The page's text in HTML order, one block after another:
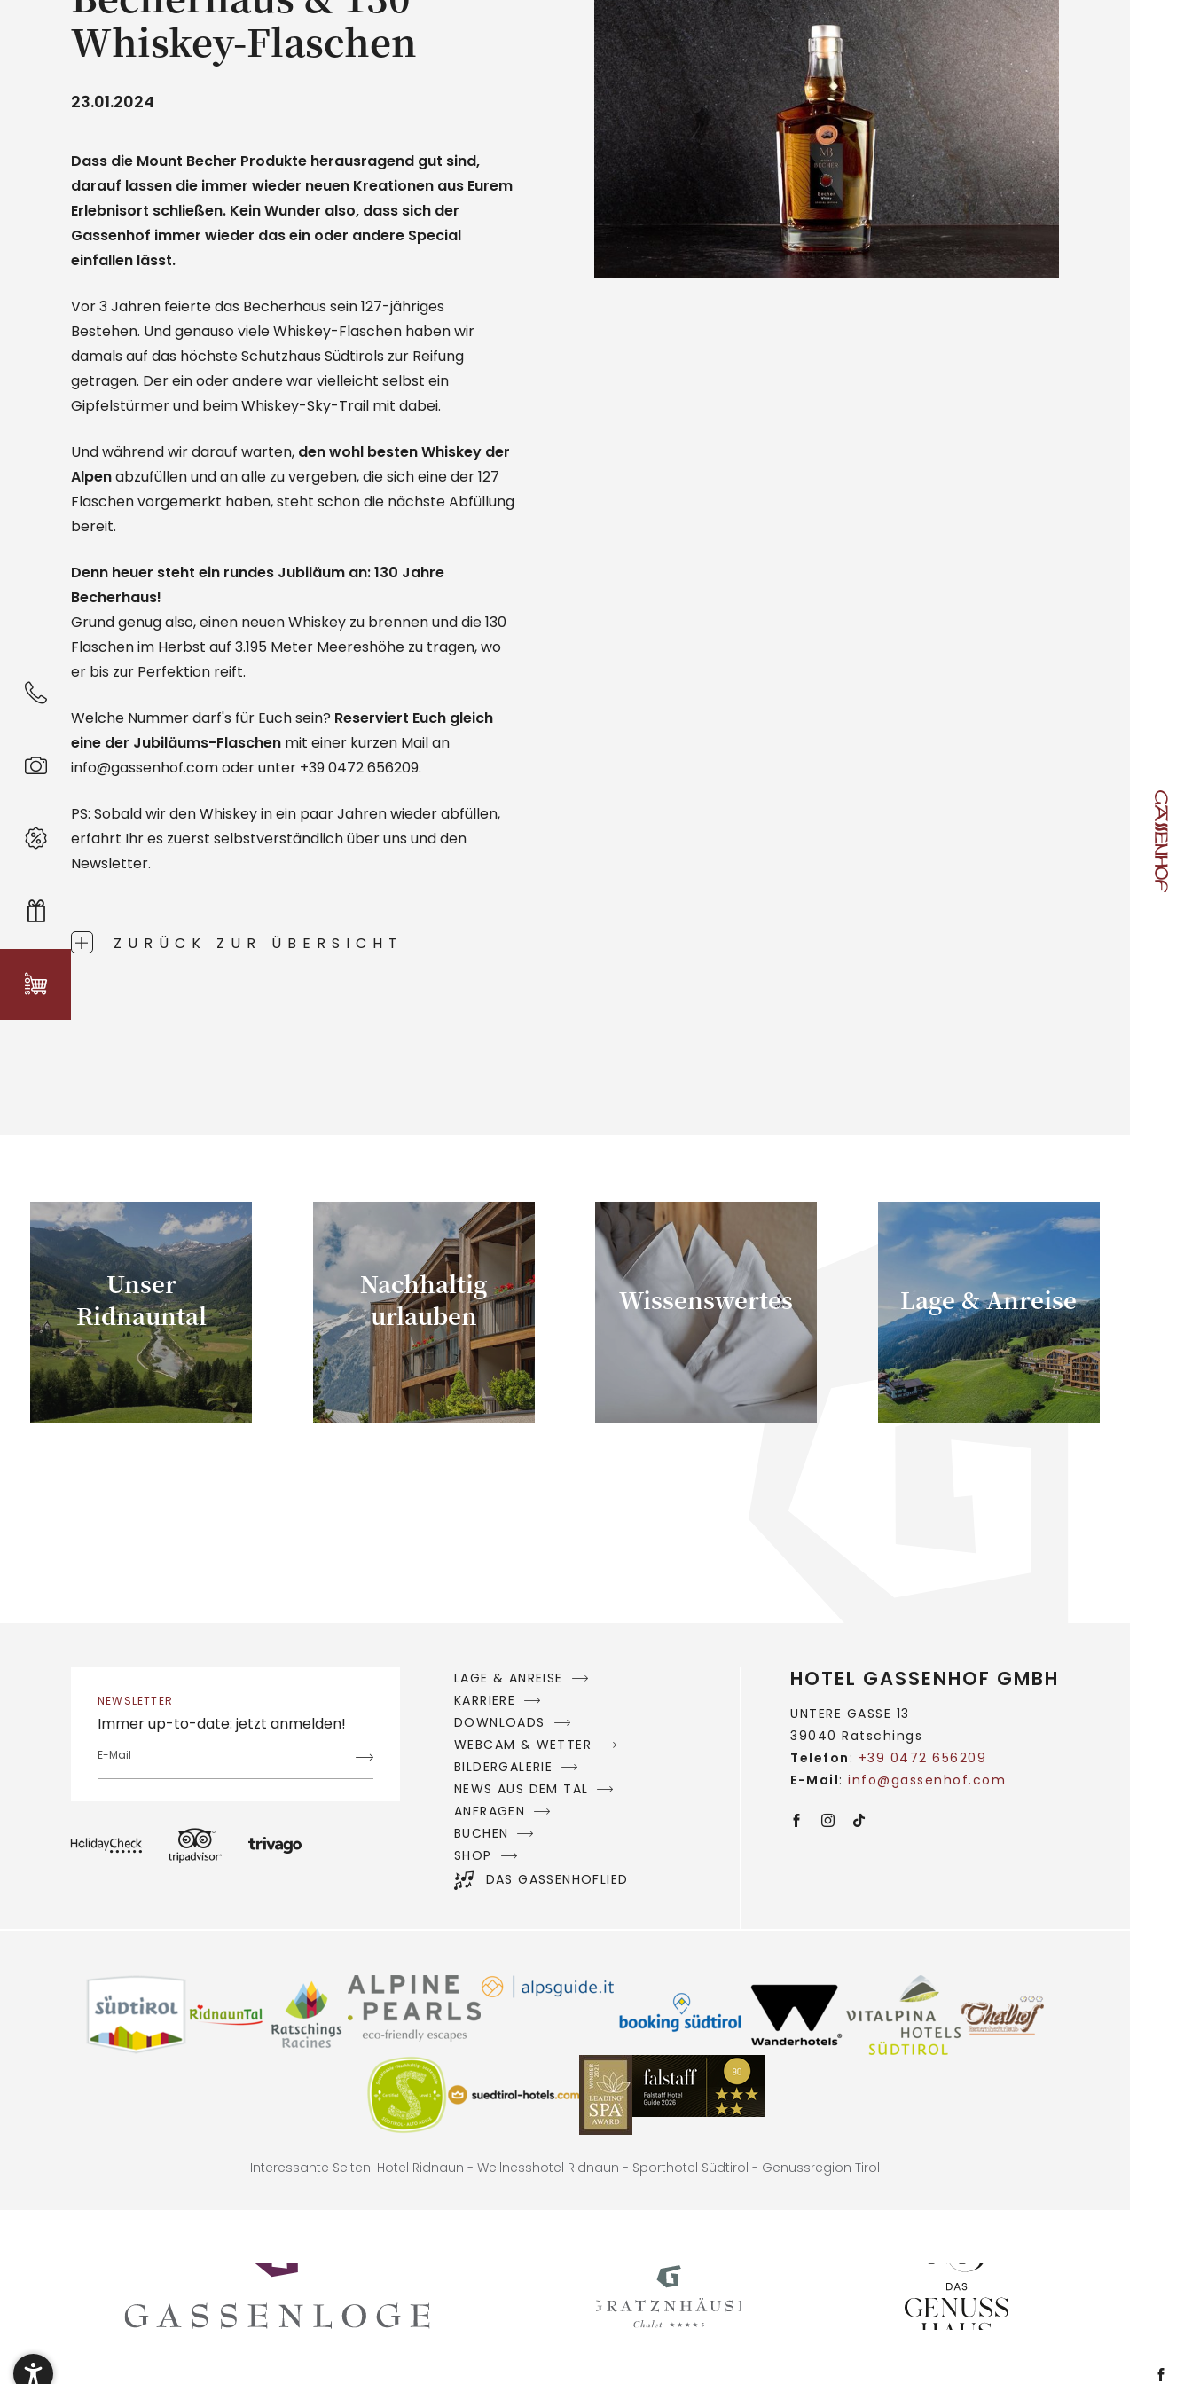
Whiskey-Flaschen
23.01.2024
Dass die Mount Becher Produkte herausragend gut sind,
darauf lassen die immer wieder neuen Kreationen aus Eurem
Erlebnisort schließen. Kein Wunder also, dass sich der
Gassenhof immer wieder das ein oder andere Special
einfallen lässt.
Vor 3 Jahren feierte das Becherhaus sein 127-jähriges
Bestehen. Und genauso viele Whiskey-Flaschen haben wir
damals auf das höchste Schutzhaus Südtirols zur Reifung
getragen. Der ein oder andere war vielleicht selbst ein
Gipfelstürmer und beim Whiskey-Sky-Trail mit dabei.
Und während wir darauf warten, den wohl besten Whiskey der
Alpenabzufüllen und an alle zu vergeben, die sich eine der 127
Flaschen vorgemerkt haben, steht schon die nächste Abfüllung
bereit.
Denn heuer steht ein rundes Jubiläum an: 130 Jahre
Becherhaus!
Grund genug also, einen neuen Whiskey zu brennen und die 130
Flaschen im Herbst auf 3.195 Meter Meereshöhe zu tragen, wo
er bis zur Perfektion reift.
Welche Nummer darf's für Euch sein? Reserviert Euch gleich
eine der Jubiläums-Flaschen mit einer kurzen Mail an
info@gassenhof.com oder unter +39 0472 656209.
PS: Sobald wir den Whiskey in ein paar Jahren wieder abfüllen,
erfahrt Ihr es zuerst selbstverständlich über uns und den
Newsletter.
ZURÜCK ZUR ÜBERSICHT
Unser
Ridnauntal
Nachhaltig
urlauben
Wissenswertes Lage & Anreise
NEWSLETTER
Immer up-to-date: jetzt anmelden!
E-Mail
LAGE & ANREISE
KARRIERE
DOWNLOADS
WEBCAM & WETTER
BILDERGALERIE
NEWS AUS DEM TAL
ANFRAGEN
BUCHEN
SHOP
DAS GASSENHOFLIED
HOTEL GASSENHOF GMBH
UNTERE GASSE 13
39040 Ratschings
Telefon: +39 0472 656209
E-Mail: info@gassenhof.com
Interessante Seiten: Hotel Ridnaun - Wellnesshotel Ridnaun - Sporthotel Südtirol - Genussregion Tirol